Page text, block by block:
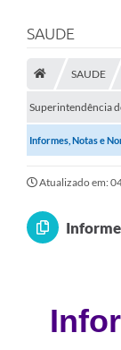
SAUDE
SAUDE
Superintendência
Informes, Notas e
Atualizado em: